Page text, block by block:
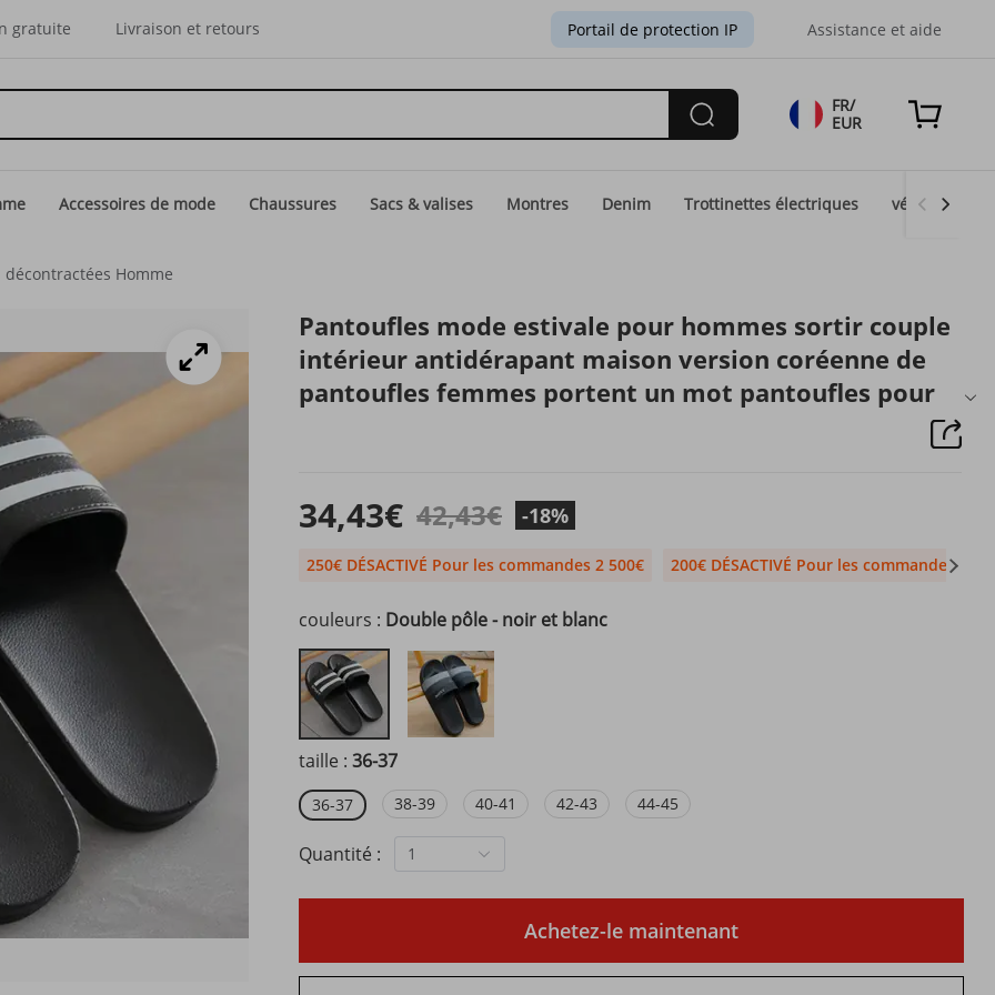
gratuite Livraison et retours Portail de protection IP Assistance et aide
FR/
EUR
Accessoires de mode Chaussures Sacs & valises Montres Denim Trottinettes électriques vélos
décontractées Homme
Pantoufles mode estivale pour hommes sortir couple
intérieur antidérapant maison version coréenne de
pantoufles femmes portent un mot pantoufles pour
34,43€ 42,43€ -18%
250€ DÉSACTIVÉ Pour les commandes 2 500€ 200€ DÉSACTIVÉ Pour les commandes 1
couleurs : Double pôle - noir et blanc
taille : 36-37
36-37 38-39 40-41 42-43 44-45
Quantité : 1
Achetez-le maintenant